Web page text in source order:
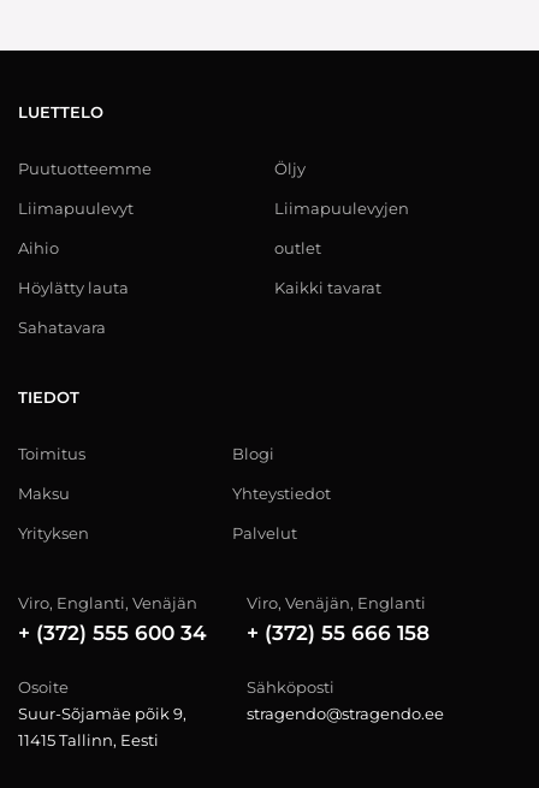
LUETTELO
Puutuotteemme
Liimapuulevyt
Aihio
Höylätty lauta
Sahatavara
Öljy
Liimapuulevyjen
outlet
Kaikki tavarat
TIEDOT
Toimitus
Maksu
Yrityksen
Blogi
Yhteystiedot
Palvelut
Viro, Englanti, Venäjän
+ (372) 555 600 34
Viro, Venäjän, Englanti
+ (372) 55 666 158
Osoite
Suur-Sõjamäe põik 9,
11415 Tallinn, Eesti
Sähköposti
stragendo@stragendo.ee